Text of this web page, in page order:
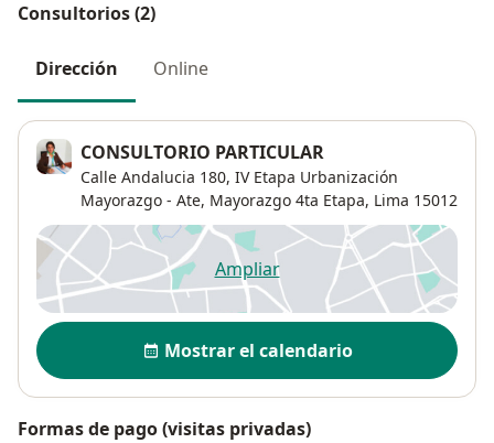
Consultorios (2)
Dirección Online
CONSULTORIO PARTICULAR
Calle Andalucia 180, IV Etapa Urbanización
Mayorazgo - Ate, Mayorazgo 4ta Etapa, Lima 15012
Ampliarse abre en una nueva
Disponibilidad
Mostrar el calendario
Formas de pago (visitas privadas)